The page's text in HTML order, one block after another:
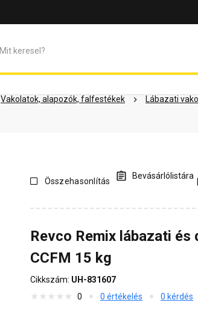
Vakolatok, alapozók, falfestékek
Lábazati
Dokumentumok Vásárlói vélemények
Összehasonlítás
Bevásárlólistára
Revco Remix lábazati
CCFM 15 kg
Cikkszám: UH-831607
0
0 értékelés 0 kérdés